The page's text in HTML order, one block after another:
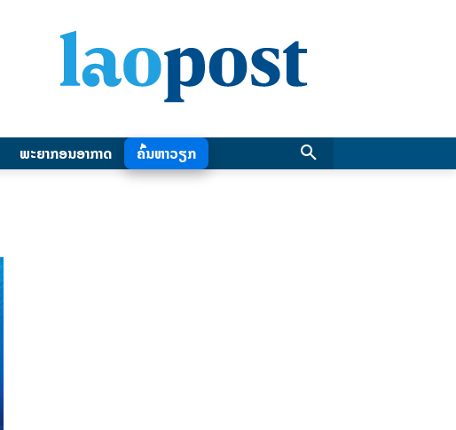
ພະຍາກອນອາກາດ ຄົ້ນຫາວຽກ